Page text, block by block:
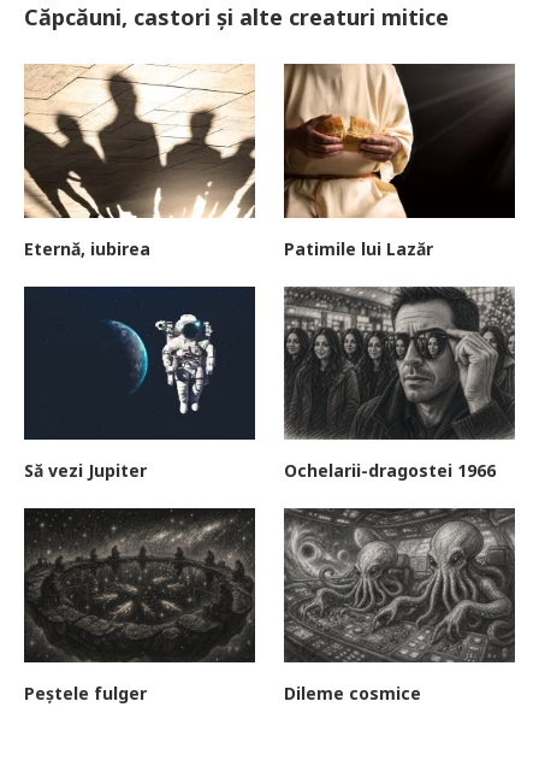
Căpcăuni, castori și alte creaturi mitice
Eternă, iubirea Patimile lui Lazăr
Să vezi Jupiter Ochelarii-dragostei 1966
Peștele fulger Dileme cosmice